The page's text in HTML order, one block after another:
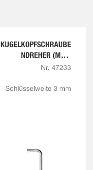
KUGELKOPFSCHRAUBE
NDREHER (MM),
EXTRA LANGE
Nr. 47233
Schlüsselweite 3 mm